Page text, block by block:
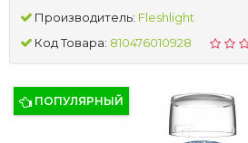
Производитель: Fleshlight
Код Товара: 810476010928
ПОПУЛЯРНЫЙ